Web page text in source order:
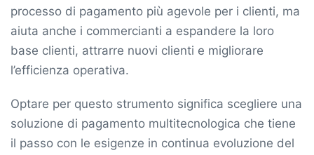
processo di pagamento più agevole per i clienti, ma
aiuta anche i commercianti a espandere la loro
base clienti, attrarre nuovi clienti e migliorare
l’efficienza operativa.
Optare per questo strumento significa scegliere una
soluzione di pagamento multitecnologica che tiene
il passo con le esigenze in continua evoluzione del